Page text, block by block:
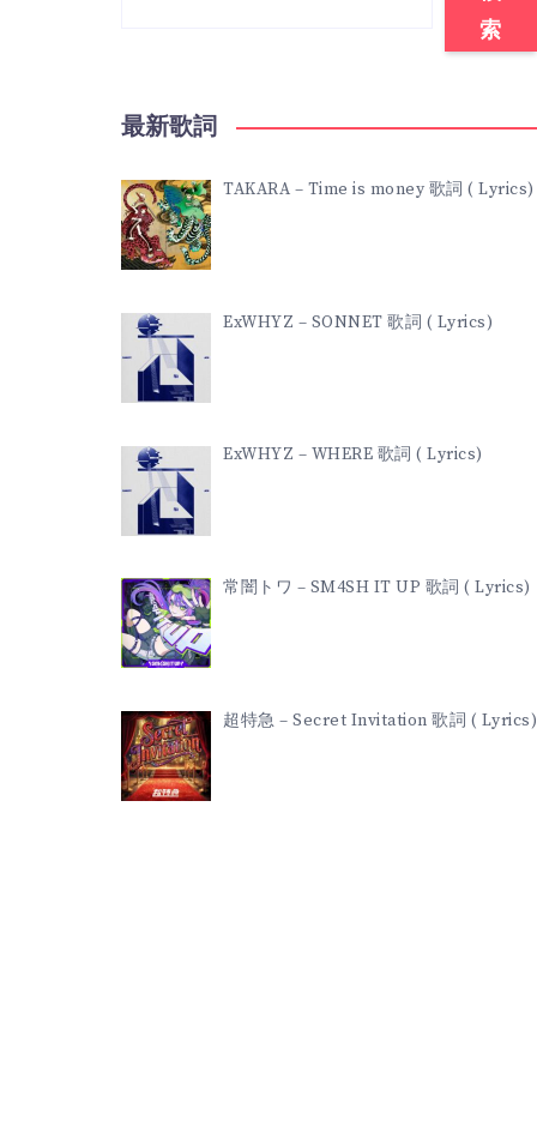
索
最新歌詞
TAKARA – Time is money 歌詞 ( Lyrics)
ExWHYZ – SONNET 歌詞 ( Lyrics)
ExWHYZ – WHERE 歌詞 ( Lyrics)
常闇トワ – SM4SH IT UP 歌詞 ( Lyrics)
超特急 – Secret Invitation 歌詞 ( Lyrics)